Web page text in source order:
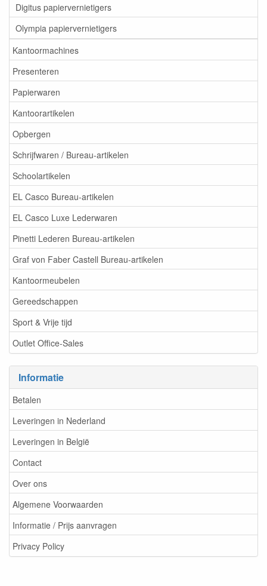
Digitus papiervernietigers
Olympia papiervernietigers
Kantoormachines
Presenteren
Papierwaren
Kantoorartikelen
Opbergen
Schrijfwaren / Bureau-artikelen
Schoolartikelen
EL Casco Bureau-artikelen
EL Casco Luxe Lederwaren
Pinetti Lederen Bureau-artikelen
Graf von Faber Castell Bureau-artikelen
Kantoormeubelen
Gereedschappen
Sport & Vrije tijd
Outlet Office-Sales
Informatie
Betalen
Leveringen in Nederland
Leveringen in België
Contact
Over ons
Algemene Voorwaarden
Informatie / Prijs aanvragen
Privacy Policy